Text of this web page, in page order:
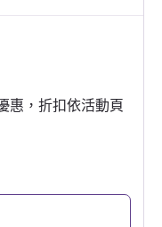
惠，折扣依活動頁